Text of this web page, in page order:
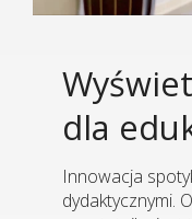
dla
Innowacja
dydaktycznymi.